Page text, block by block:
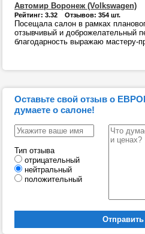
Автомир Воронеж (Volkswagen)
Рейтинг: 3.32 Отзывов: 354 шт.
Посещала салон в рамках
отзывчивый и доброжелательный
благодарность выражаю мастеру-
Оставьте свой отзыв о
думаете о салоне!
Тип отзыва
отрицательный
нейтральный
положительный